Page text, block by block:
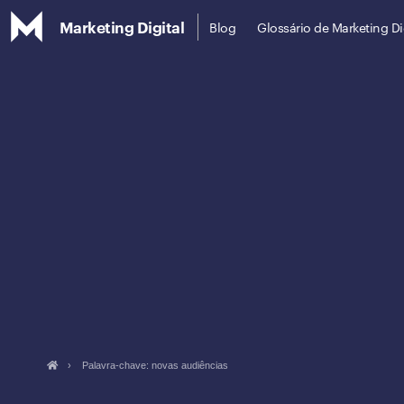
Marketing Digital Blog Glossário de Marketing
› Palavra-chave: novas audiências